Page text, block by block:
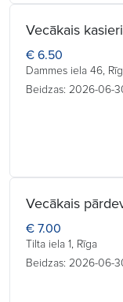
Vecākais
€ 6.50
Dammes iela 46,
Beidzas: 2026-06-
Vecākais
€ 7.00
Tilta iela 1, Rīga
Beidzas: 2026-06-